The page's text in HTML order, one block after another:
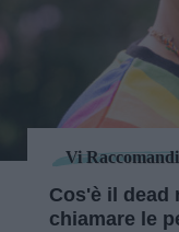
Vi
Cos'è il dead
chiamare le